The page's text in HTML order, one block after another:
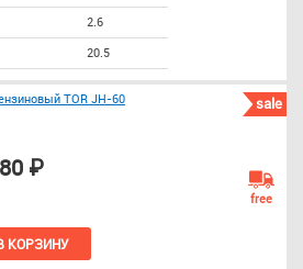
2.6
20.5
sale
TOR JH-60
КОРЗИНУ
₽
free